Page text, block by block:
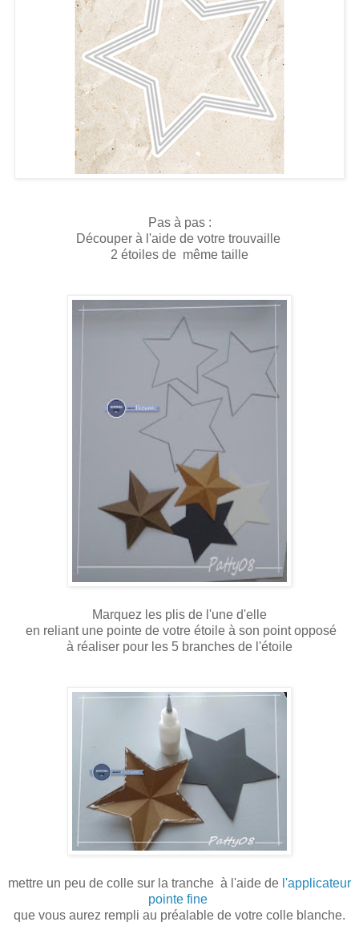
Pas à pas :
Découper à l'aide de votre trouvaille
2 étoiles de même taille
Marquez les plis de l'une d'elle
en reliant une pointe de votre étoile à son point opposé
à réaliser pour les 5 branches de l'étoile
mettre un peu de colle sur la tranche à l'aide de l'applicateur
pointe fine
que vous aurez rempli au préalable de votre colle blanche.